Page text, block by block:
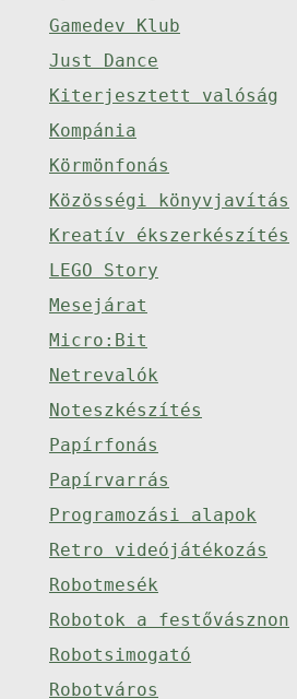
Gamedev Klub
Just Dance
Kiterjesztett valóság
Kompánia
Körmönfonás
Közösségi könyvjavítás
Kreatív ékszerkészítés
LEGO Story
Mesejárat
Micro:Bit
Netrevalók
Noteszkészítés
Papírfonás
Papírvarrás
Programozási alapok
Retro videójátékozás
Robotmesék
Robotok a festővásznon
Robotsimogató
Robotváros